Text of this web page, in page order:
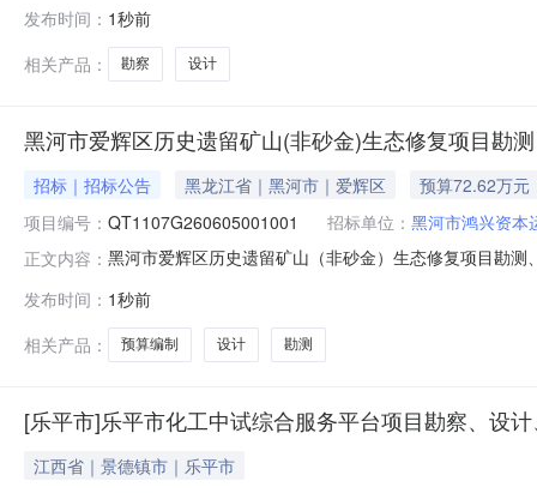
内容的均做相应修改。招标人：湖州南太湖新区城市建
发布时间： 1秒前
相关产品：
勘察 设计
黑河市爱辉区历史遗留矿山(非砂金)生态修复项目勘
招标｜招标公告 黑龙江省｜黑河市｜爱辉区
预算72.62万元
项目编号： QT1107G260605001001 招标单位： 黑河市鸿兴资本
正文内容： 黑河市爱辉区历史遗留矿山（非砂金）生态修复项目勘
市爱辉区发展和改革局关于黑河市爱辉区历史遗留矿山
辉区国有资产监督管理办公室，
发布时间： 1秒前
相关产品：
预算编制 设计 勘测
[乐平市]乐平市化工中试综合服务平台项目勘察、设
江西省｜景德镇市｜乐平市